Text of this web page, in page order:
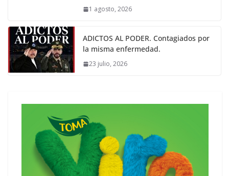
1 agosto, 2026
ADICTOS AL PODER. Contagiados por
la misma enfermedad.
23 julio, 2026